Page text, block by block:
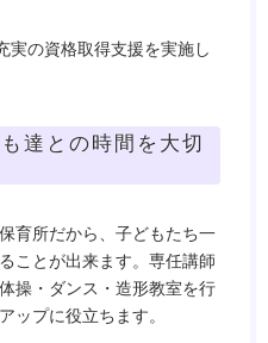
実の資格取得支援を実施し
達との時間を大切
育所だから、子どもたち一
ことが出来ます。専任講師
操・ダンス・造形教室を行
ップに役立ちます。